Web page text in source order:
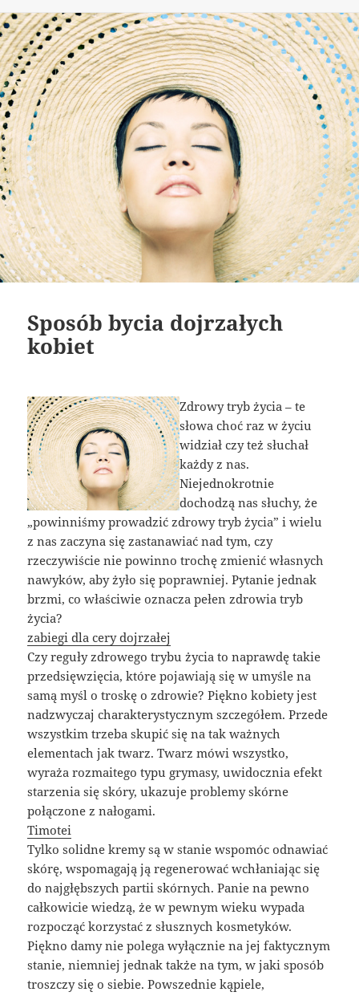
Sposób bycia dojrzałych
kobiet
Zdrowy tryb życia – te
słowa choć raz w życiu
widział czy też słuchał
każdy z nas.
Niejednokrotnie
dochodzą nas słuchy, że
„powinniśmy prowadzić zdrowy tryb życia” i wielu
z nas zaczyna się zastanawiać nad tym, czy
rzeczywiście nie powinno trochę zmienić własnych
nawyków, aby żyło się poprawniej. Pytanie jednak
brzmi, co właściwie oznacza pełen zdrowia tryb
życia?
zabiegi dla cery dojrzałej
Czy reguły zdrowego trybu życia to naprawdę takie
przedsięwzięcia, które pojawiają się w umyśle na
samą myśl o troskę o zdrowie? Piękno kobiety jest
nadzwyczaj charakterystycznym szczegółem. Przede
wszystkim trzeba skupić się na tak ważnych
elementach jak twarz. Twarz mówi wszystko,
wyraża rozmaitego typu grymasy, uwidocznia efekt
starzenia się skóry, ukazuje problemy skórne
połączone z nałogami.
Timotei
Tylko solidne kremy są w stanie wspomóc odnawiać
skórę, wspomagają ją regenerować wchłaniając się
do najgłębszych partii skórnych. Panie na pewno
całkowicie wiedzą, że w pewnym wieku wypada
rozpocząć korzystać z słusznych kosmetyków.
Piękno damy nie polega wyłącznie na jej faktycznym
stanie, niemniej jednak także na tym, w jaki sposób
troszczy się o siebie. Powszednie kąpiele,